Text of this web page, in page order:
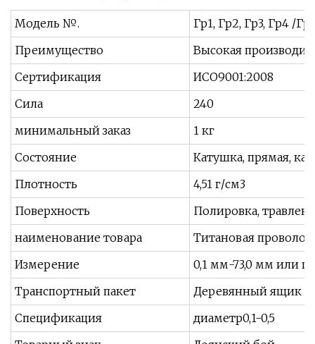
Модель №.
Гр1, Гр2, Гр3, Гр4 /
Преимущество
Высокая
Сертификация
ИСО9001:2008
Сила
240
минимальный заказ
1 кг
Состояние
Катушка, прямая,
Плотность
4,51 г/см3
Поверхность
Полировка,
наименование товара
Титановая
Измерение
0,1 мм-73,0 мм или
Транспортный пакет
Деревянный ящик с
Спецификация
диаметр0,1-0,5